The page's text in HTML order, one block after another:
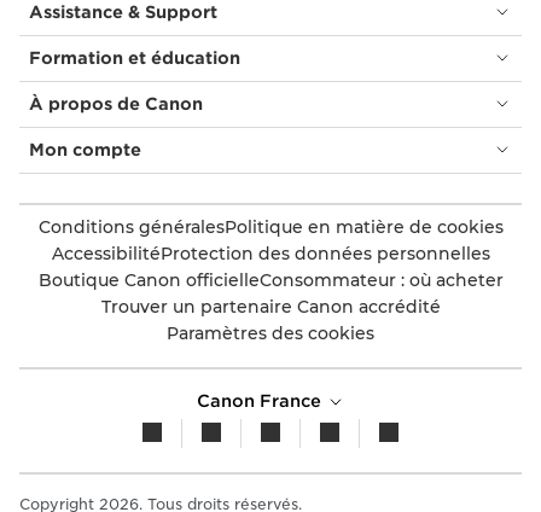
Assistance & Support
Formation et éducation
À propos de Canon
Mon compte
Conditions généralesPolitique en matière de cookies
AccessibilitéProtection des données personnelles
Boutique Canon officielleConsommateur : où acheter
Trouver un partenaire Canon accrédité
Paramètres des cookies
Canon France
Copyright 2026. Tous droits réservés.